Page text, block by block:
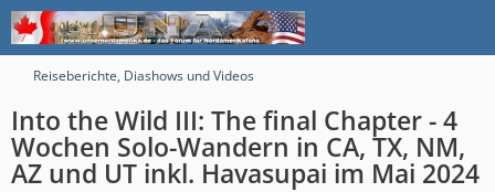
Reiseberichte, Diashows und Videos
Into the Wild III: The final Chapter - 4
Wochen Solo-Wandern in CA, TX, NM,
AZ und UT inkl. Havasupai im Mai 2024